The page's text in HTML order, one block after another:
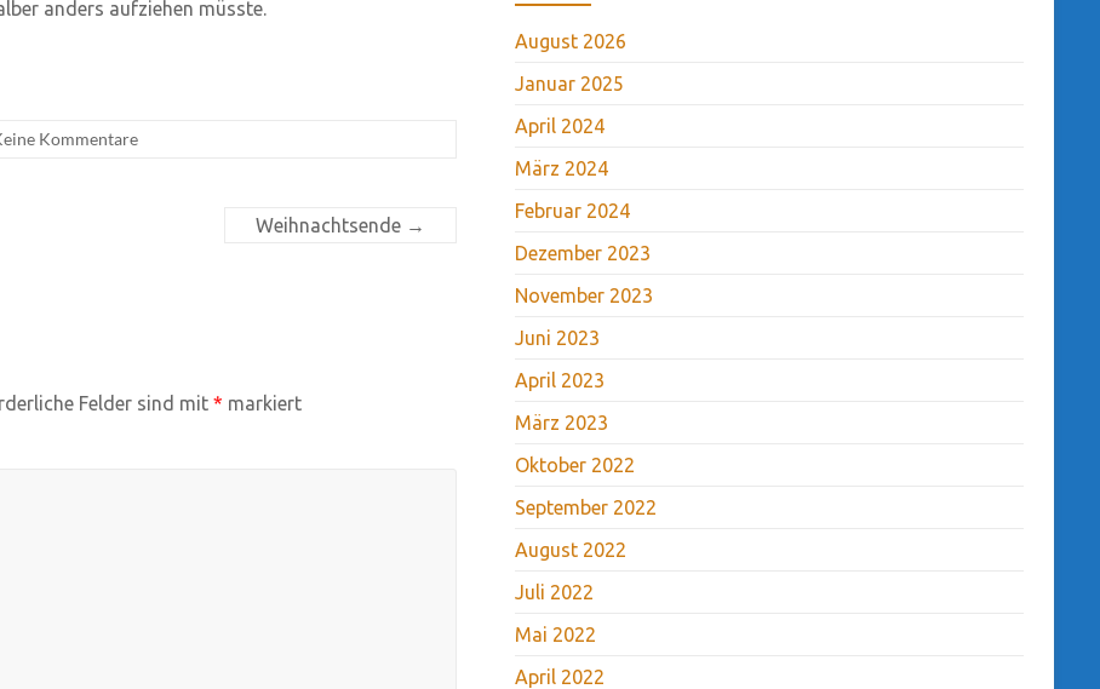
anders aufziehen müsste.
Kommentare
Weihnachtsende →
Felder sind mit * markiert
August 2026
Januar 2025
April 2024
März 2024
Februar 2024
Dezember 2023
November 2023
Juni 2023
April 2023
März 2023
Oktober 2022
September 2022
August 2022
Juli 2022
Mai 2022
April 2022